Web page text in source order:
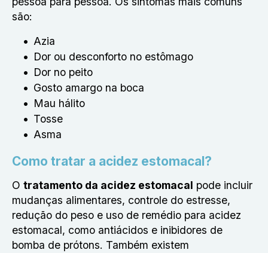
são:
Azia
Dor ou desconforto no estômago
Dor no peito
Gosto amargo na boca
Mau hálito
Tosse
Asma
Como tratar a acidez estomacal?
O tratamento da acidez estomacal pode incluir
mudanças alimentares, controle do estresse,
redução do peso e uso de remédio para acidez
estomacal, como antiácidos e inibidores de
bomba de prótons. Também existem